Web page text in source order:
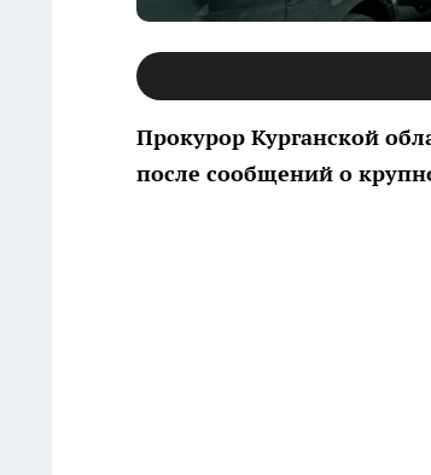
Прокурор Курганской
после сообщений о